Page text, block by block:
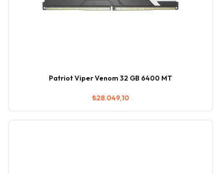
Patriot Viper Venom 32 GB 6400 MT
₺28.049,10